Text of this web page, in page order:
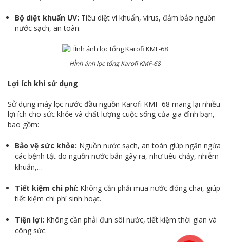
Bộ diệt khuẩn UV: Tiêu diệt vi khuẩn, virus, đảm bảo nguồn
nước sạch, an toàn.
HÌnh ảnh lọc tổng Karofi KMF-68
Lợi ích khi sử dụng
Sử dụng máy lọc nước đầu nguồn Karofi KMF-68 mang lại nhiều
lợi ích cho sức khỏe và chất lượng cuộc sống của gia đình bạn,
bao gồm:
Bảo vệ sức khỏe: Nguồn nước sạch, an toàn giúp ngăn ngừa
các bệnh tật do nguồn nước bẩn gây ra, như tiêu chảy, nhiễm
khuẩn,…
Tiết kiệm chi phí: Không cần phải mua nước đóng chai, giúp
tiết kiệm chi phí sinh hoạt.
Tiện lợi: Không cần phải đun sôi nước, tiết kiệm thời gian và
công sức.